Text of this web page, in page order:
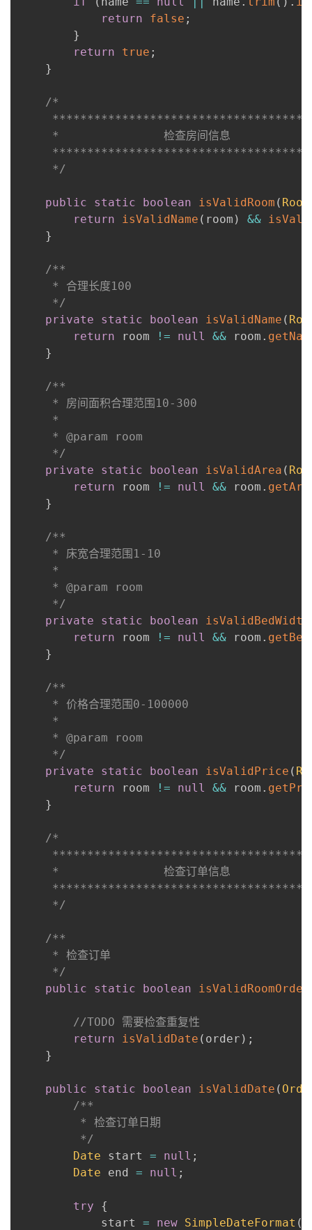
return
false ;
}
return
true ;
}
/*
     *               检查房间信息
     */
public static boolean isValidRoom ( Room
return
isValidName ( room ) &&
}
/**
     * 合理长度100
     */
private
static boolean isValidName (
return room != null && room .
}
/**
     * 房间面积合理范围10-300
     *
     * @param room
     */
private
static boolean isValidArea (
return room != null && room .
}
/**
     * 床宽合理范围1-10
     *
     * @param room
     */
private
static boolean isValidBedWidth
return room != null && room .
}
/**
     * 价格合理范围0-100000
     *
     * @param room
     */
private
static boolean isValidPrice (
return room != null && room .
}
/*
     *               检查订单信息
     */
/**
     * 检查订单
     */
public
static boolean isValidRoomOrder
//TODO 需要检查重复性
return
isValidDate ( order ) ;
}
public static boolean isValidDate (
/**
         * 检查订单日期
         */
Date start = null ;
Date end = null ;
try
{
            start
= new SimpleDateFormat (